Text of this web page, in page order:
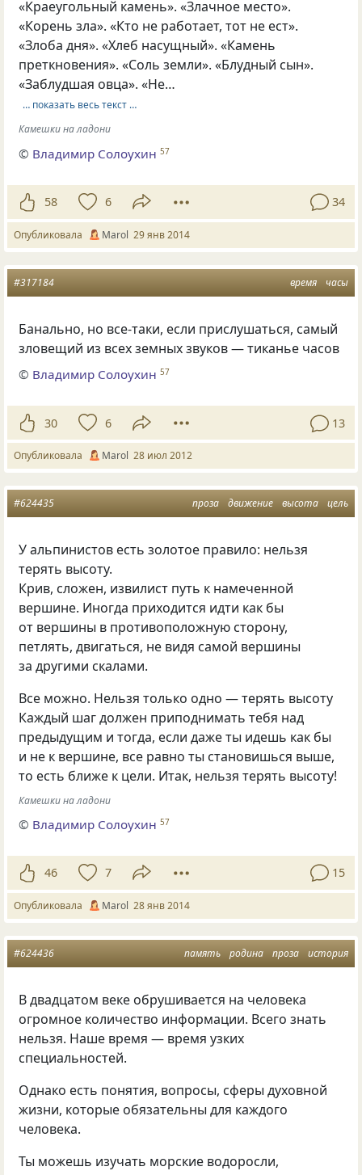
«Краеугольный камень». «Злачное место».
«Корень зла». «Кто не работает, тот не ест».
«Злоба дня». «Хлеб насущный». «Камень
преткновения». «Соль земли». «Блудный сын».
«Заблудшая овца». «Не…
… показать весь текст …
Камешки на ладони
© Владимир Солоухин 57
58 6 34
Опубликовала Marol 29 янв 2014
время часы
#317184
Банально, но все-таки, если прислушаться, самый
зловещий из всех земных звуков — тиканье часов
© Владимир Солоухин 57
30 6 13
Опубликовала Marol 28 июл 2012
проза движение высота цель
#624435
У альпинистов есть золотое правило: нельзя
терять высоту.
Крив, сложен, извилист путь к намеченной
вершине. Иногда приходится идти как бы
от вершины в противоположную сторону,
петлять, двигаться, не видя самой вершины
за другими скалами.
Все можно. Нельзя только одно — терять высоту
Каждый шаг должен приподнимать тебя над
предыдущим и тогда, если даже ты идешь как бы
и не к вершине, все равно ты становишься выше,
то есть ближе к цели. Итак, нельзя терять высоту!
Камешки на ладони
© Владимир Солоухин 57
46 7 15
Опубликовала Marol 28 янв 2014
память родина проза история
#624436
В двадцатом веке обрушивается на человека
огромное количество информации. Всего знать
нельзя. Наше время — время узких
специальностей.
Однако есть понятия, вопросы, сферы духовной
жизни, которые обязательны для каждого
человека.
Ты можешь изучать морские водоросли,